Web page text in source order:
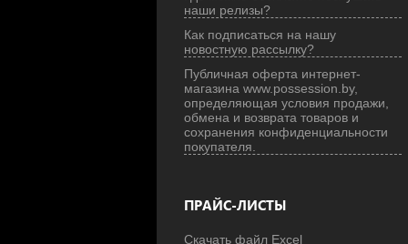
наши релизы?
Как подписаться на нашу
новостную рассылку?
Публичная оферта интернет-
магазина www.possession.by,
определяющая условия продажи,
обмена и возврата товаров и
сохранения конфиденциальности
покупателя.
ПРАЙС-ЛИСТЫ
Скачать файл Excel